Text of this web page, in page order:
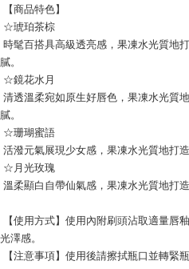
【商品特色】
☆琥珀茶棕
膩。
☆鏡花水月
膩。
☆珊瑚蜜語
活潑元氣展現少女感，果凍水光質地打
☆月光玫瑰
溫柔顯白自帶仙氣感，果凍水光質地打
光澤感。
【注意事項】使用後請擦拭瓶口並轉緊